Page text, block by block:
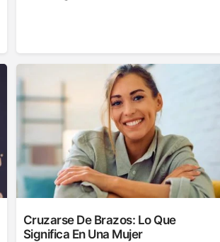
Cruzarse De Brazos: Lo Que
Significa En Una Mujer